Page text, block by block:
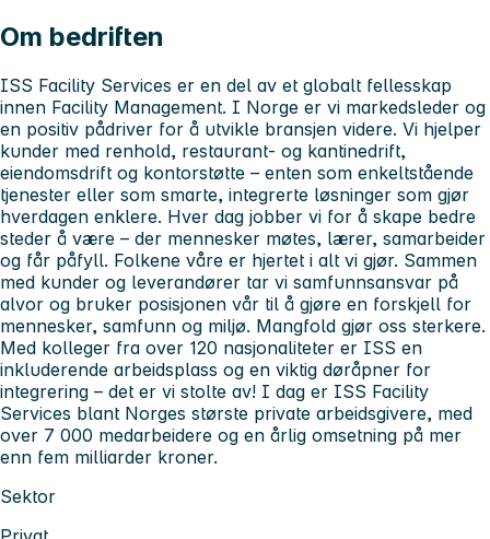
Om bedriften
ISS Facility Services er en del av et globalt fellesskap
innen Facility Management. I Norge er vi markedsleder og
en positiv pådriver for å utvikle bransjen videre. Vi hjelper
kunder med renhold, restaurant- og kantinedrift,
eiendomsdrift og kontorstøtte – enten som enkeltstående
tjenester eller som smarte, integrerte løsninger som gjør
hverdagen enklere. Hver dag jobber vi for å skape bedre
steder å være – der mennesker møtes, lærer, samarbeider
og får påfyll. Folkene våre er hjertet i alt vi gjør. Sammen
med kunder og leverandører tar vi samfunnsansvar på
alvor og bruker posisjonen vår til å gjøre en forskjell for
mennesker, samfunn og miljø. Mangfold gjør oss sterkere.
Med kolleger fra over 120 nasjonaliteter er ISS en
inkluderende arbeidsplass og en viktig døråpner for
integrering – det er vi stolte av! I dag er ISS Facility
Services blant Norges største private arbeidsgivere, med
over 7 000 medarbeidere og en årlig omsetning på mer
enn fem milliarder kroner.
Sektor